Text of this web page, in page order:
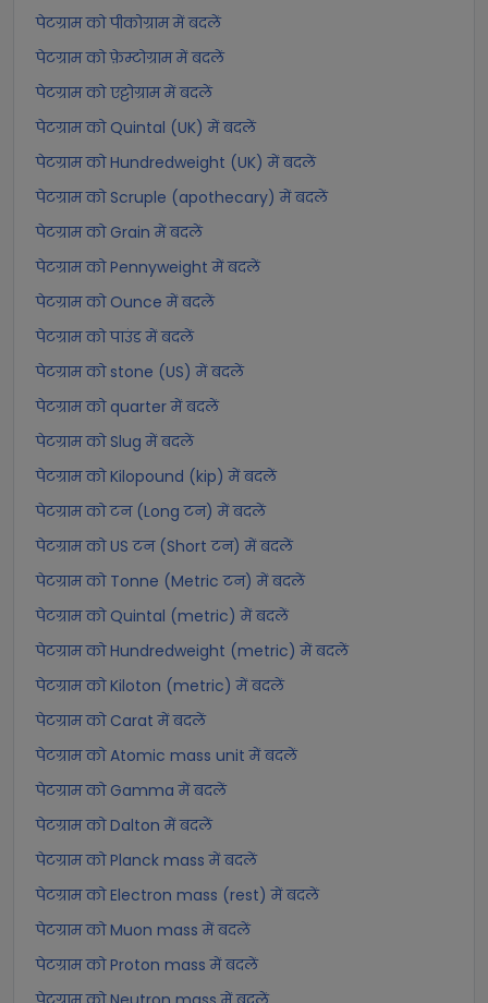
पेटग्राम को पीकोग्राम में बदलें
पेटग्राम को फ़ेम्टोग्राम में बदलें
पेटग्राम को एट्टोग्राम में बदलें
पेटग्राम को Quintal (UK) में बदलें
पेटग्राम को Hundredweight (UK) में बदलें
पेटग्राम को Scruple (apothecary) में बदलें
पेटग्राम को Grain में बदलें
पेटग्राम को Pennyweight में बदलें
पेटग्राम को Ounce में बदलें
पेटग्राम को पाउंड में बदलें
पेटग्राम को stone (US) में बदलें
पेटग्राम को quarter में बदलें
पेटग्राम को Slug में बदलें
पेटग्राम को Kilopound (kip) में बदलें
पेटग्राम को टन (Long टन) में बदलें
पेटग्राम को US टन (Short टन) में बदलें
पेटग्राम को Tonne (Metric टन) में बदलें
पेटग्राम को Quintal (metric) में बदलें
पेटग्राम को Hundredweight (metric) में बदलें
पेटग्राम को Kiloton (metric) में बदलें
पेटग्राम को Carat में बदलें
पेटग्राम को Atomic mass unit में बदलें
पेटग्राम को Gamma में बदलें
पेटग्राम को Dalton में बदलें
पेटग्राम को Planck mass में बदलें
पेटग्राम को Electron mass (rest) में बदलें
पेटग्राम को Muon mass में बदलें
पेटग्राम को Proton mass में बदलें